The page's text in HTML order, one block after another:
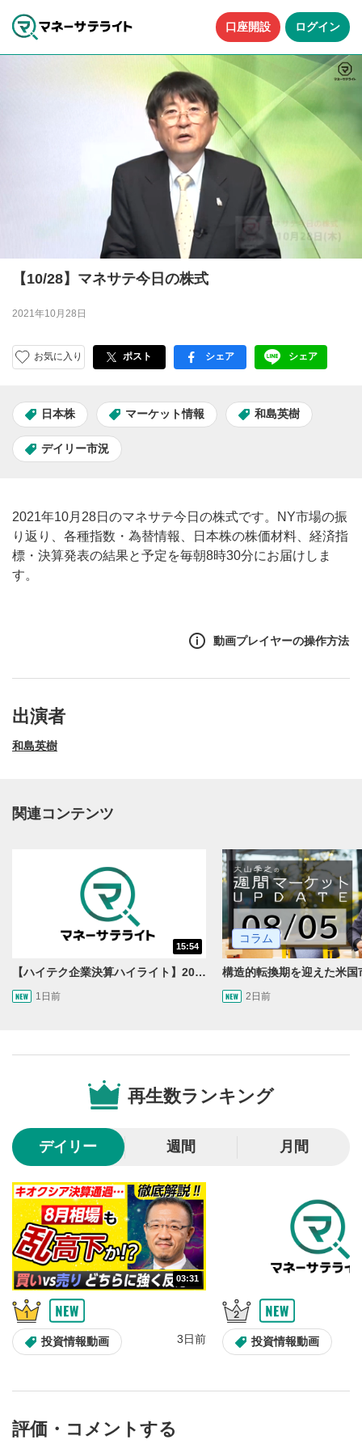
口座開設 ログイン
【10/28】マネサテ今日の株式
2021年10月28日
お気に入り ポスト facebook
シェア LINE
シェア
日本株 マーケット情報 和島英樹
デイリー市況
2021年10月28日のマネサテ今日の株式です。NY市場の振
り返り、各種指数・為替情報、日本株の株価材料、経済指
標・決算発表の結果と予定を毎朝8時30分にお届けしま
す。
動画プレイヤーの操作方法
動画再生エリア
動画再生エリアをクリックすると、動画を再生または
一時停止します。
2
再生/一時停止
動画を再生または一時停止します。
10秒戻し/10秒送り
10秒、動画を巻き戻し/早送りします。
シークバー
再生位置を示しています。再生したい位置をクリック
するとその位置から動画が再生されます。
6
画質/再生速度の設定
画質の選択/再生速度の変更ができます。
7
音量調整
スライダーを上下すると音量が調整できます。
8
全画面表示
出演者
和島英樹
関連コンテンツ
15:54
【ハイテク企業決算ハイライト】2027年分のメモリに売切れ報道!?＜米国マーケットダイジェスト8/5号＞
1日前
コラム
2日前
再生数ランキング
デイリー 週間 月間
03:31
投資情報動画 3日前 投資情報動画
評価・コメントする